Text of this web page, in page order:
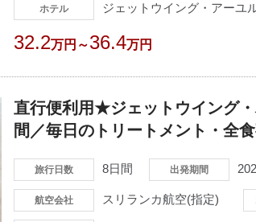
ホテル ジェットウイング・アーユ
32.2万円～36.4万円
直行便利用★ジェットウイング
間／毎日のトリートメント・全
旅行日数 8日間 出発期間
航空会社 スリランカ航空(指定)